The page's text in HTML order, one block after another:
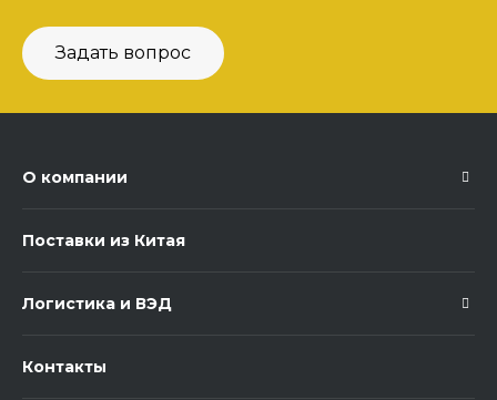
Задать вопрос
О компании
Поставки из Китая
Логистика и ВЭД
Контакты